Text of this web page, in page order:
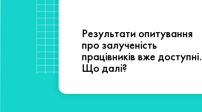
Результати опитування
про залученість
працівників вже доступні.
Що далі?